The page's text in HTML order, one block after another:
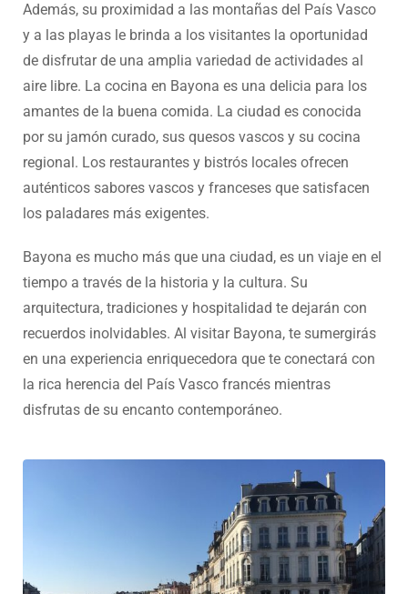
Además, su proximidad a las montañas del País Vasco
y a las playas le brinda a los visitantes la oportunidad
de disfrutar de una amplia variedad de actividades al
aire libre. La cocina en Bayona es una delicia para los
amantes de la buena comida. La ciudad es conocida
por su jamón curado, sus quesos vascos y su cocina
regional. Los restaurantes y bistrós locales ofrecen
auténticos sabores vascos y franceses que satisfacen
los paladares más exigentes.
Bayona es mucho más que una ciudad, es un viaje en el
tiempo a través de la historia y la cultura. Su
arquitectura, tradiciones y hospitalidad te dejarán con
recuerdos inolvidables. Al visitar Bayona, te sumergirás
en una experiencia enriquecedora que te conectará con
la rica herencia del País Vasco francés mientras
disfrutas de su encanto contemporáneo.